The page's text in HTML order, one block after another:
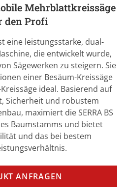
Mehrblattkreissäge
den Profi
eine leistungsstarke, dual-
die entwickelt wurde,
Sägewerken zu steigern. Sie
einer Besäum-Kreissäge
ideal. Basierend auf
Sicherheit und robustem
maximiert die SERRA BS
Baumstamms und bietet
und das bei bestem
ANFRAGEN